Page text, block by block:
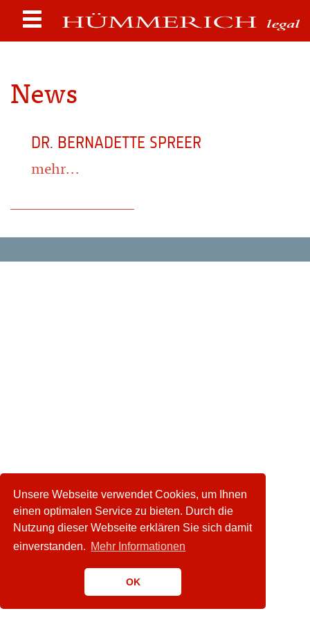
Unsere Webseite verwendet Cookies, um Ihnen
einen optimalen Service zu bieten. Durch die
Nutzung dieser Webseite erklären Sie sich damit
einverstanden. Mehr Informationen
OK
News
DR. BERNADETTE SPREER
mehr...